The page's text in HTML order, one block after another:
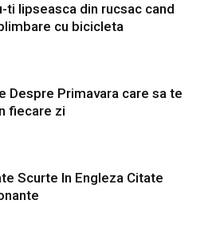
ti lipseasca din rucsac cand
cu bicicleta
Despre Primavara care sa te
fiecare zi
Scurte In Engleza Citate